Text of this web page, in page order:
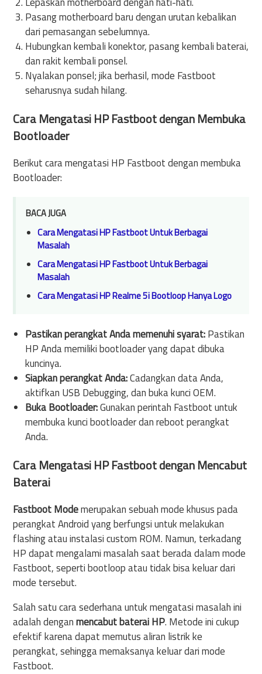
Pasang motherboard baru dengan urutan kebalikan
dari pemasangan sebelumnya.
Hubungkan kembali konektor, pasang kembali baterai,
dan rakit kembali ponsel.
Nyalakan ponsel; jika berhasil, mode Fastboot
seharusnya sudah hilang.
Cara Mengatasi HP Fastboot dengan Membuka
Bootloader
Berikut cara mengatasi HP Fastboot dengan membuka
Bootloader:
BACA JUGA
Cara Mengatasi HP Fastboot Untuk Berbagai
Masalah
Cara Mengatasi HP Fastboot Untuk Berbagai
Masalah
Cara Mengatasi HP Realme 5i Bootloop Hanya Logo
Pastikan perangkat Anda memenuhi syarat:Pastikan
HP Anda memiliki bootloader yang dapat dibuka
kuncinya.
Siapkan perangkat Anda:Cadangkan data Anda,
aktifkan USB Debugging, dan buka kunci OEM.
Buka Bootloader:Gunakan perintah Fastboot untuk
membuka kunci bootloader dan reboot perangkat
Anda.
Cara Mengatasi HP Fastboot dengan Mencabut
Baterai
Fastboot Modemerupakan sebuah mode khusus pada
perangkat Android yang berfungsi untuk melakukan
flashing atau instalasi custom ROM. Namun, terkadang
HP dapat mengalami masalah saat berada dalam mode
Fastboot, seperti bootloop atau tidak bisa keluar dari
mode tersebut.
Salah satu cara sederhana untuk mengatasi masalah ini
adalah denganmencabut baterai HP. Metode ini cukup
efektif karena dapat memutus aliran listrik ke
perangkat, sehingga memaksanya keluar dari mode
Fastboot.